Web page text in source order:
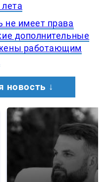
не имеет права
дополнительные
работающим
новость ↓